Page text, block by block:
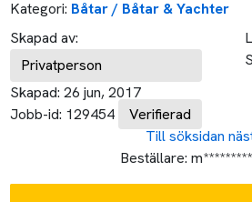
Kategori: Båtar / Båtar & Yachter
Skapad av:
Privatperson
Skapad: 26 jun, 2017
Jobb-id: 129454 Verifierad
Till söksidan
Beställare: